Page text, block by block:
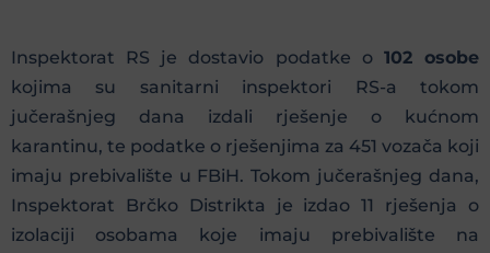
Inspektorat RS je dostavio podatke o 102 osobe
kojima su sanitarni inspektori RS-a tokom
jučerašnjeg dana izdali rješenje o kućnom
karantinu, te podatke o rješenjima za 451 vozača koji
imaju prebivalište u FBiH. Tokom jučerašnjeg dana,
Inspektorat Brčko Distrikta je izdao 11 rješenja o
izolaciji osobama koje imaju prebivalište na